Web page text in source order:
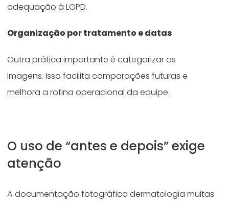
adequação à LGPD.
Organização por tratamento e datas
Outra prática importante é categorizar as
imagens. Isso facilita comparações futuras e
melhora a rotina operacional da equipe.
O uso de “antes e depois” exige
atenção
A documentação fotográfica dermatologia muitas